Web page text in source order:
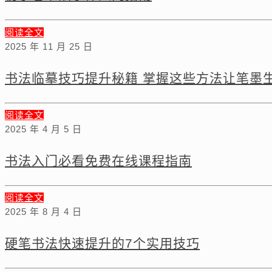
阅读全文
2025 年 11 月 25 日
书法临摹技巧提升秘籍 掌握这些方法让笔墨
阅读全文
2025 年 4 月 5 日
书法入门必看免费在线课程指南
阅读全文
2025 年 8 月 4 日
硬笔书法快速提升的7个实用技巧